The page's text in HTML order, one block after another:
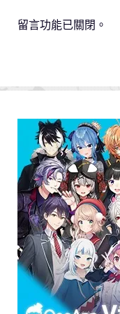
留言功能已關閉。